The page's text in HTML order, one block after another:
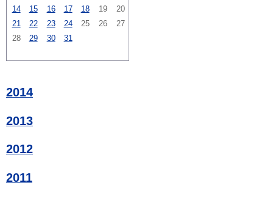
14
15 16 17 18 19
20
21
22 23 24 25 26
27
28
29 30 31
2014
2013
2012
2011